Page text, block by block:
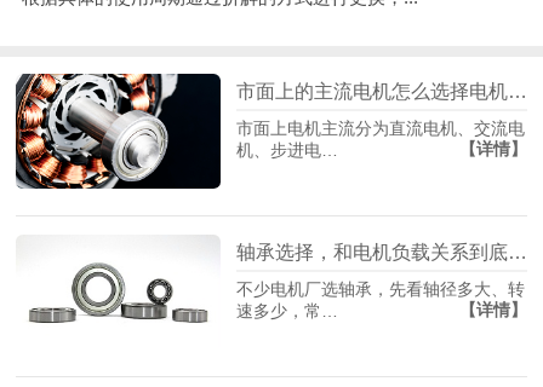
市面上的主流电机怎么选择电机轴承？
市面上电机主流分为直流电机、交流电
机、步进电…
【详情】
轴承选择，和电机负载关系到底有多大？
不少电机厂选轴承，先看轴径多大、转
速多少，常…
【详情】